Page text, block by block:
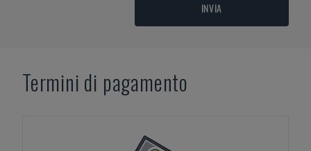
INVIA
Termini di pagamento